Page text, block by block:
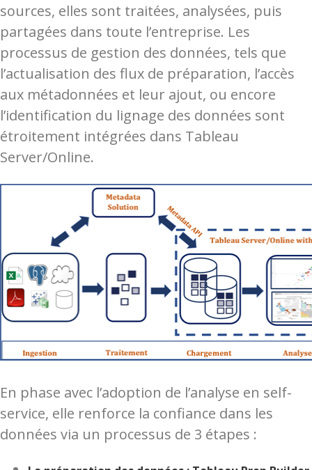
sources, elles sont traitées, analysées, puis
partagées dans toute l’entreprise. Les
processus de gestion des données, tels que
l’actualisation des flux de préparation, l’accès
aux métadonnées et leur ajout, ou encore
l’identification du lignage des données sont
étroitement intégrées dans Tableau
Server/Online.
En phase avec l’adoption de l’analyse en self-
service, elle renforce la confiance dans les
données via un processus de 3 étapes :